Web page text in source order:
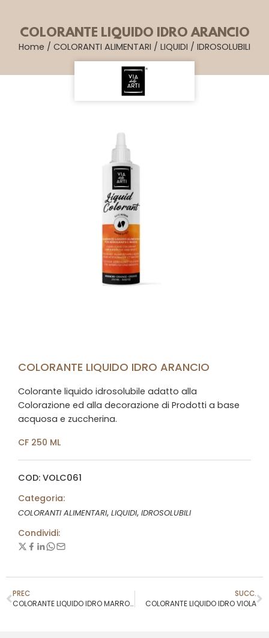
COLORANTE LIQUIDO IDRO ARANCIO
Home / COLORANTI ALIMENTARI / LIQUIDI / IDROSOLUBILI
COLORANTE LIQUIDO IDRO ARANCIO
Colorante liquido idrosolubile adatto alla
Colorazione ed alla decorazione di Prodotti a base
acquosa e zuccherina.
CF 250 ML
COD: VOLC061
Categoria:
COLORANTI ALIMENTARI, LIQUIDI, IDROSOLUBILI
Condividi:
PREC
COLORANTE LIQUIDO IDRO MARRONE
SUCC.
COLORANTE LIQUIDO IDRO VIOLA